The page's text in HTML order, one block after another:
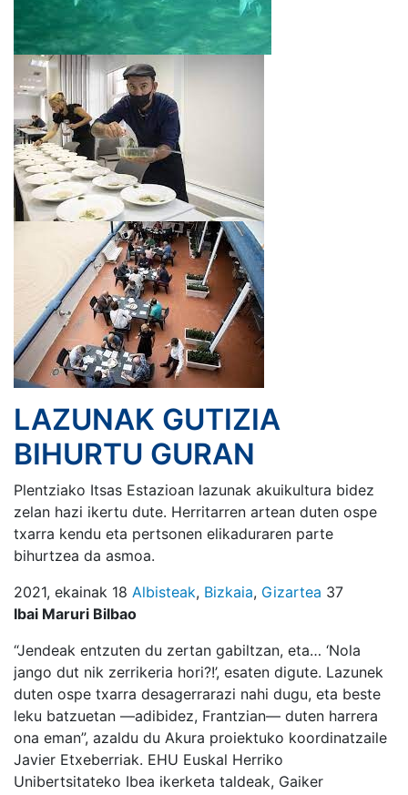
LAZUNAK GUTIZIA
BIHURTU GURAN
Plentziako Itsas Estazioan lazunak akuikultura bidez
zelan hazi ikertu dute. Herritarren artean duten ospe
txarra kendu eta pertsonen elikaduraren parte
bihurtzea da asmoa.
2021, ekainak 18 Albisteak, Bizkaia, Gizartea 37
Ibai Maruri Bilbao
“Jendeak entzuten du zertan gabiltzan, eta… ‘Nola
jango dut nik zerrikeria hori?!’, esaten digute. Lazunek
duten ospe txarra desagerrarazi nahi dugu, eta beste
leku batzuetan —adibidez, Frantzian— duten harrera
ona eman”, azaldu du Akura proiektuko koordinatzaile
Javier Etxeberriak. EHU Euskal Herriko
Unibertsitateko Ibea ikerketa taldeak, Gaiker